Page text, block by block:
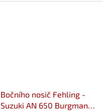
Bočního nosič Fehling -
Suzuki AN 650 Burgman